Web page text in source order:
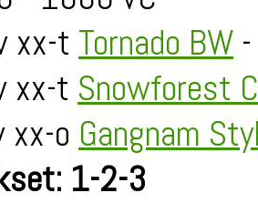
xx-t Tornado BW
xx-t Snowforest
xx-o Gangnam
1-2-3